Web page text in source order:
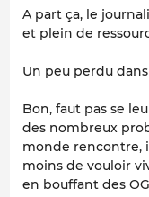
A part ça, le
et plein de
Un peu perdu
Bon, faut pas se
des nombreux
monde rencontre,
moins de vouloir
en bouffant des